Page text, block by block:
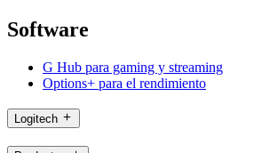
Software
G Hub para gaming y streaming
Options+ para el rendimiento
Logitech